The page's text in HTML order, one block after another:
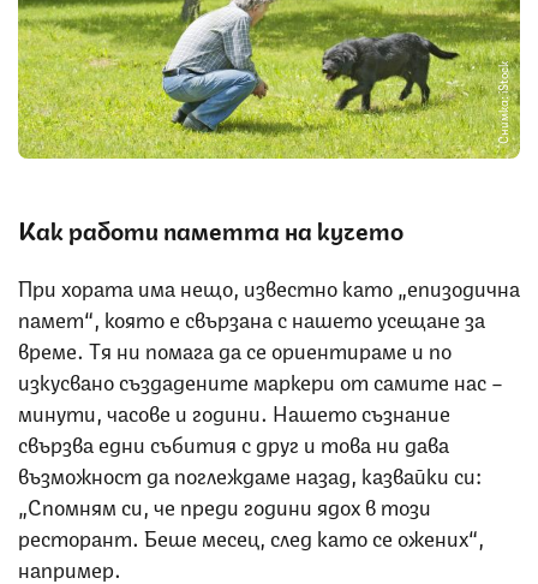
Снимка: iStock
Как работи паметта на кучето
При хората има нещо, известно като „епизодична
памет“, която е свързана с нашето усещане за
време. Тя ни помага да се ориентираме и по
изкусвано създадените маркери от самите нас –
минути, часове и години. Нашето съзнание
свързва едни събития с друг и това ни дава
възможност да поглеждаме назад, казвайки си:
„Спомням си, че преди години ядох в този
ресторант. Беше месец, след като се ожених“,
например.